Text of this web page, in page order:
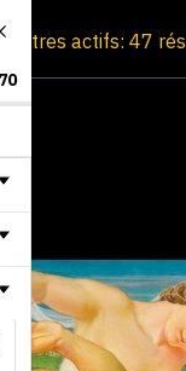
Filtres actifs: 47